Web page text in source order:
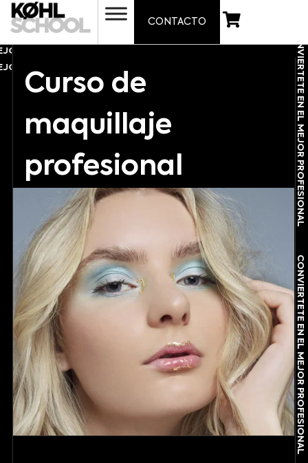
CONTACTO
PROFESIONAL
CONVIÉRTETE EN EL MEJOR
PROFESIONAL
CONVIÉRTETE EN EL MEJOR
Curso de
maquillaje
profesional
CONVIÉRTETE EN EL MEJOR PROFESIONAL
CONVIÉRTETE EN EL MEJOR PROFESIONAL
CONVIÉRTETE EN EL MEJOR PROFESIONAL